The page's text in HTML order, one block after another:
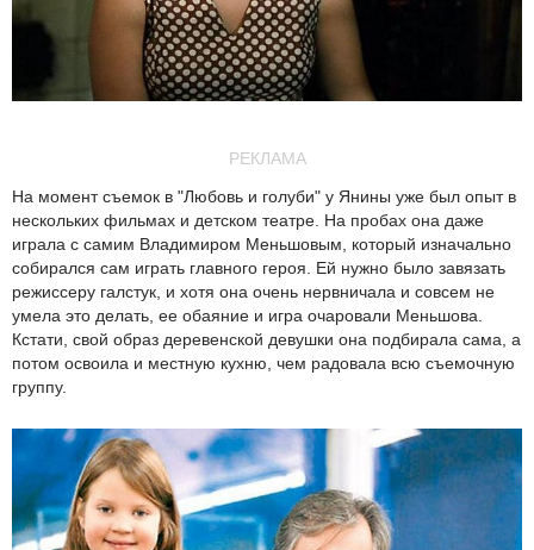
РЕКЛАМА
На момент съемок в "Любовь и голуби" у Янины уже был опыт в
нескольких фильмах и детском театре. На пробах она даже
играла с самим Владимиром Меньшовым, который изначально
собирался сам играть главного героя. Ей нужно было завязать
режиссеру галстук, и хотя она очень нервничала и совсем не
умела это делать, ее обаяние и игра очаровали Меньшова.
Кстати, свой образ деревенской девушки она подбирала сама, а
потом освоила и местную кухню, чем радовала всю съемочную
группу.